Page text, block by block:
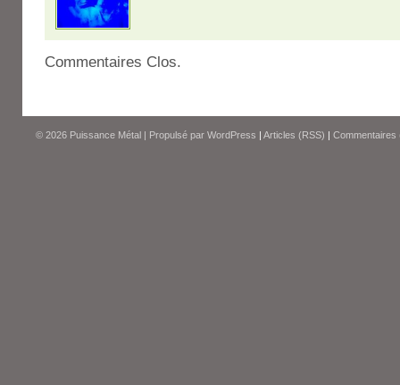
Commentaires Clos.
© 2026 Puissance Métal | Propulsé par WordPress | Articles (RSS) | Commentaires